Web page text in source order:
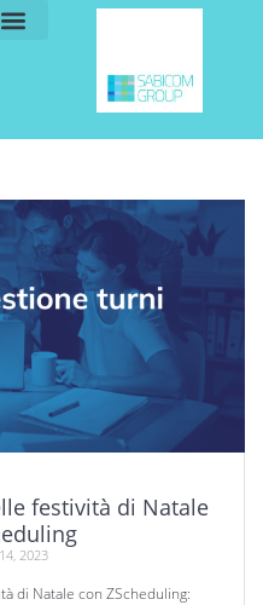
festività di Natale
2023
di Natale con ZScheduling: